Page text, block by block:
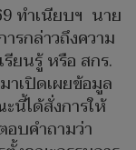
ทำเนียบฯ นาย
กล่าวถึงความ
ยนรู้ หรือ สกร.
เปิดเผยข้อมูล
นี้ได้สั่งการให้
บคำถามว่า